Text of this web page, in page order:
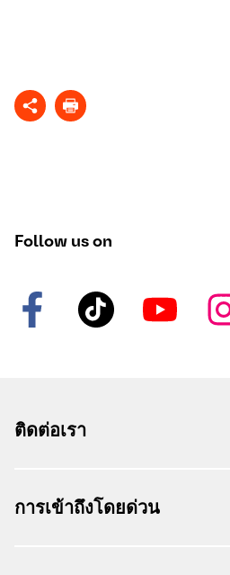
Follow us on
ติดต่อเรา
การเข้าถึงโดยด่วน